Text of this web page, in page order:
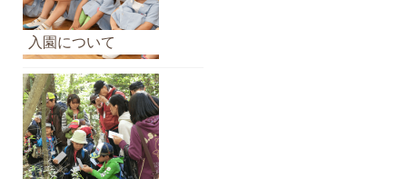
ー
カ
イ
ブ
入園について